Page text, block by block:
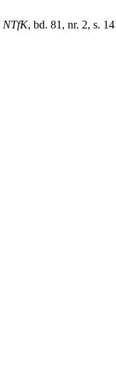
NTfK, bd. 81, nr. 2, s.